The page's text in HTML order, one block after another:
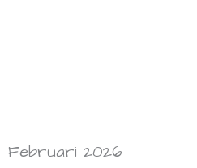
Februari 2026